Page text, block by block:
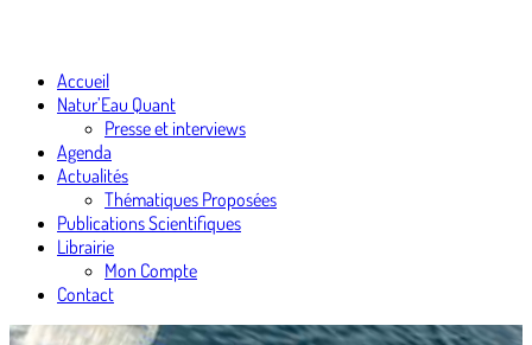
Accueil
Natur’Eau Quant
Presse et interviews
Agenda
Actualités
Thématiques Proposées
Publications Scientifiques
Librairie
Mon Compte
Contact